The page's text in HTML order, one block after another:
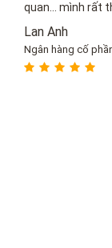
quan... mình rất
bạn vào năm sau
Lan Anh
Ngân hàng cố